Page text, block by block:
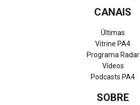
CANAIS
Últimas
Vitrine PA4
Programa Radar
Vídeos
Podcasts PA4
SOBRE